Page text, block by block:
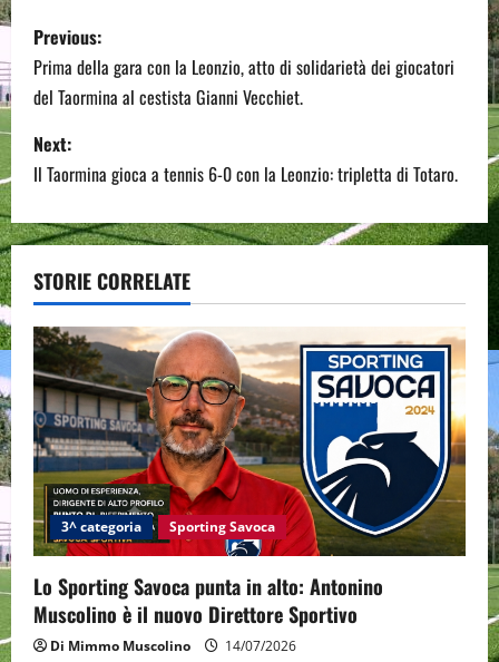
P
o
s
t
n
a
v
i
g
a
t
i
o
n
Previous:
Prima della gara con la Leonzio, atto di solidarietà dei giocatori
del Taormina al cestista Gianni Vecchiet.
Next:
Il Taormina gioca a tennis 6-0 con la Leonzio: tripletta di Totaro.
STORIE CORRELATE
3^ categoria Sporting Savoca
Lo Sporting Savoca punta in alto: Antonino
Muscolino è il nuovo Direttore Sportivo
Di Mimmo Muscolino 14/07/2026